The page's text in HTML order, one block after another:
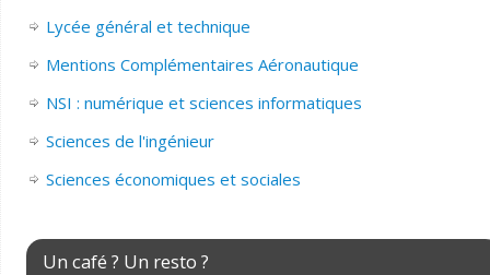
Lycée général et technique
Mentions Complémentaires Aéronautique
NSI : numérique et sciences informatiques
Sciences de l'ingénieur
Sciences économiques et sociales
Un café ? Un resto ?